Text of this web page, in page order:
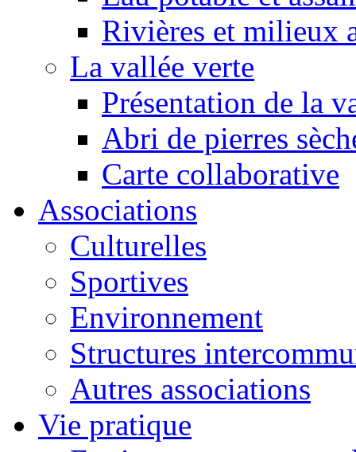
Rivières et milieux
La vallée verte
Présentation de la
Abri de pierres
Carte collaborative
Associations
Culturelles
Sportives
Environnement
Structures
Autres associations
Vie pratique